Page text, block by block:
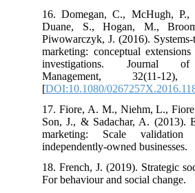
16. Domegan, C., McHugh,
Duane, S., Hogan, M.,
Piwowarczyk, J. (2016).
marketing: conceptual
investigations. Journal
Management, 32(11-12),
[DOI:10.1080/
17. Fiore, A. M., Niehm, L.,
Son, J., & Sadachar, A. (2013).
marketing: Scale
independently-owned businesses.
18. French, J. (2019). Strategic
For behaviour and social change.